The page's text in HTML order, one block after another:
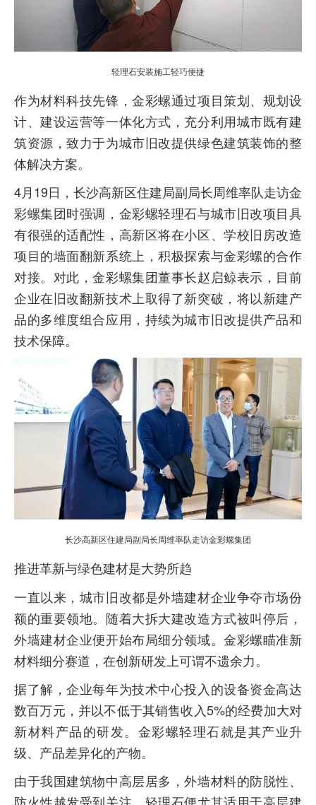
轻理石安装施工轻巧便捷
作为材料科技先锋，金彩螺通过项目策划、规划设
计、建设运营等一体化方式，充分利用城市既有建
筑资源，致力于为城市旧改提供绿色建筑装饰的整
体解决方案。
4月19日，长沙高新区住建局副局长周维率队走访金
彩螺集团时强调，金彩螺轻理石与城市旧改项目具
有很强的适配性，高新区将在小区、学校旧房改造
项目的墙面翻新系统上，积极探索与金彩螺的合作
对接。对此，金彩螺集团董事长赵启鲸表示，目前
企业在旧改翻新技术上取得了新突破，将以新建产
品的多维度组合应用，持续为城市旧改提供产品和
技术保障。
长沙高新区住建局副局长周维率队走访金彩螺集团
推进革新与绿色建材是大势所趋
一直以来，城市旧改都是外墙建材企业争夺市场份
额的重要领地。随着大拆大建改造方式被叫停后，
外墙建材企业便开始布局细分领域。金彩螺瞄准新
材料细分赛道，在创新研发上可谓不遗余力。
据了解，企业每年为技术中心投入的设备资金高达
数百万元，并以不低于其销售收入5%的经费加大对
新材料产品的研发。金彩螺轻理石就是其产业升
级、产品差异化的产物。
由于我国建筑物中高层居多，外墙材料的防脱性、